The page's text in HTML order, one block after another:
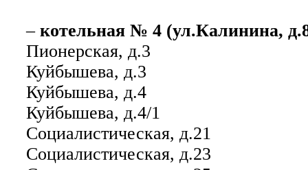
– котельная № 4 (ул.Калинина,
Пионерская, д.3
Куйбышева, д.3
Куйбышева, д.4
Куйбышева, д.4/1
Социалистическая, д.21
Социалистическая, д.23